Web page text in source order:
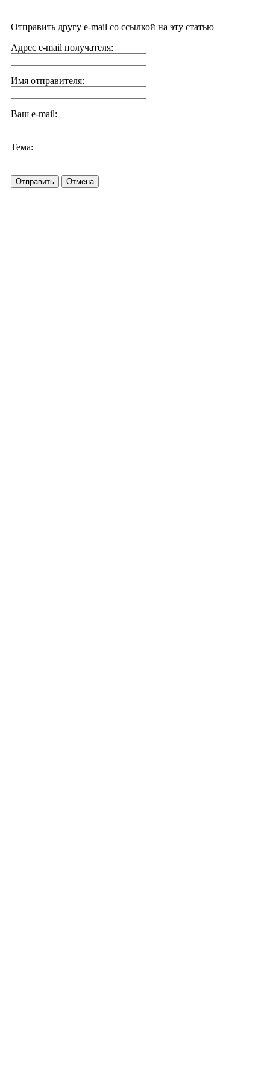
Отправить другу e-mail со ссылкой на эту статью
Адрес e-mail получателя:
Имя отправителя:
Ваш e-mail:
Тема:
Отправить Отмена